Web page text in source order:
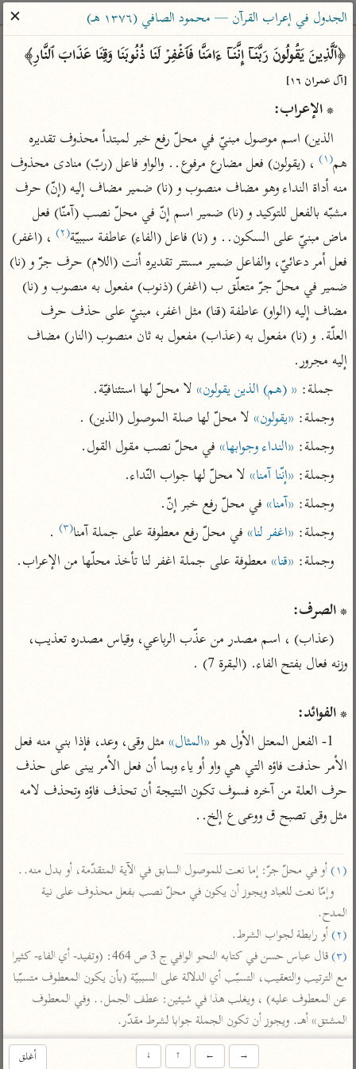
ساهم معنا في نشر القرآن والعلم الشرعي
الباحث القرآني
بحث
Type 2 or more characters for results.
Type 1 or more
characters for results.
أمّهات
تفسير الطبري
تفسير ابن كثير
تفسير القرطبي
تفسير البغوي
جمع الأقوال
تفسير ابن الجوزي
تفسير الماوردي
منتقاة
تفسير ابن القيم
تفسير ابن تيمية
تفسير السمعاني
تفسير مكّي
محاسن التأويل
للقاسمي
تفسير الثعالبي
تفسير السمرقندي
تفسير الثعلبي
عامّة
فتح البيان للقنوجي
فتح القدير للشوكاني
تفسير ابن جزي
موسوعات
تفسير الرازي
أخرى
أضواء البيان
نظم الدرر للبقاعي
لغة وبلاغة
التحرير والتنوير
البحر المحيط لأبي
الكشاف للزمخشري
معاصرة
الميسر
المختصر في
التفسير
تفسير السعدي
أيسر التفاسير
تفسير ابن عثيمين
مركَّزة العبارة
تفسير الجلالين
تفسير النسفي
الوجيز للواحدي
تفسير ابن أبي حاتم
تفسير مقاتل
اشترك لتصلك أخبار مشاريعنا
راسلنا • تليجرام •تويتر
تعليمات
• عن الباحث القرآني
الجدول في إعراب القرآن — محمود الصافي (١٣٧٦ هـ)
✕
﴿ٱلَّذِینَ یَقُولُونَ رَبَّنَاۤ إِنَّنَاۤ ءَامَنَّا فَٱغۡفِرۡ لَنَا ذُنُوبَنَا وَقِنَا عَذَابَ ٱلنَّارِ﴾
[آل عمران ١٦]
* الإعراب:
هم(١)
ماض مبنيّ على السكون.. و (نا) فاعل (الفاء) عاطفة سببيّة(٢)
إليه مجرور.
جملة: « (هم) الذين يقولون» لا محلّ لها استئنافيّة.
وجملة: «يقولون» لا محلّ لها صلة الموصول (الذين) .
وجملة: «النداء وجوابها» في محلّ نصب مقول القول.
وجملة: «إنّنا آمنا» لا محلّ لها جواب النّداء.
وجملة: «آمنا» في محلّ رفع خبر إنّ.
وجملة: «اغفر لنا» في محلّ رفع معطوفة على جملة آمنا(٣)
.
وجملة: «قنا»
* الصرف:
* الفوائد:
1- الفعل المعتل الأول هو
«المثال»
مثل وقى تصبح ق ووعى ع إلخ..
(١)
أو في محلّ جرّ: إما نعت للموصول السابق في الآية المتقدّمة، أو بدل منه..
المدح.
(٢)
أو رابطة لجواب الشرط.
(٣)
المشتق» أهـ. ويجوز أن تكون الجملة جوابا لشرط مقدّر.
أغلق →
←
↑
↓